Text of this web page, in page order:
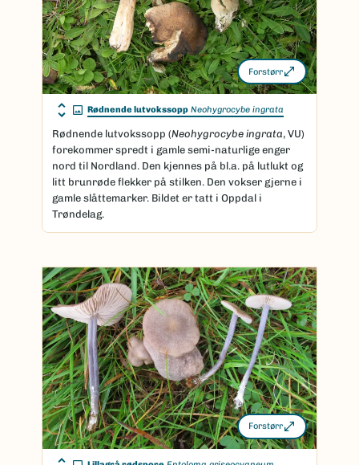
Forstørr
Rødnende lutvokssopp Neohygrocybe ingrata
Rødnende lutvokssopp (Neohygrocybe ingrata, VU)
forekommer spredt i gamle semi-naturlige enger
nord til Nordland. Den kjennes på bl.a. på lutlukt og
litt brunrøde flekker på stilken. Den vokser gjerne i
gamle slåttemarker. Bildet er tatt i Oppdal i
Trøndelag.
Forstørr